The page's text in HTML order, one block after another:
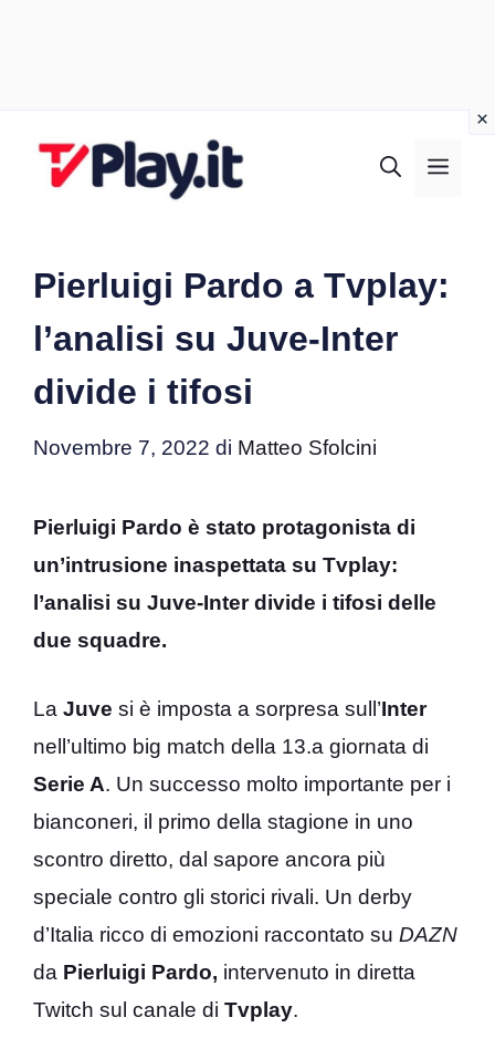
Pierluigi Pardo a Tvplay:
l’analisi su Juve-Inter
divide i tifosi
Novembre 7, 2022 di Matteo Sfolcini
Pierluigi Pardo è stato protagonista di
un’intrusione inaspettata su Tvplay:
l’analisi su Juve-Inter divide i tifosi delle
due squadre.
La Juve si è imposta a sorpresa sull’Inter
nell’ultimo big match della 13.a giornata di
Serie A. Un successo molto importante per i
bianconeri, il primo della stagione in uno
scontro diretto, dal sapore ancora più
speciale contro gli storici rivali. Un derby
d’Italia ricco di emozioni raccontato su DAZN
da Pierluigi Pardo, intervenuto in diretta
Twitch sul canale di Tvplay.